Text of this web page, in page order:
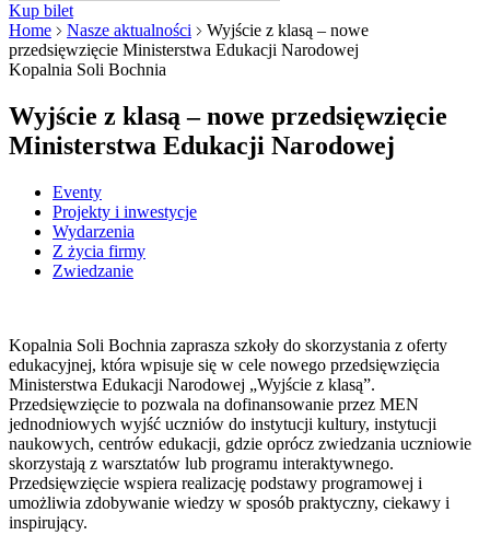
Kup bilet
Home
Nasze aktualności
Wyjście z klasą – nowe
przedsięwzięcie Ministerstwa Edukacji Narodowej
Kopalnia Soli Bochnia
Wyjście z klasą – nowe przedsięwzięcie
Ministerstwa Edukacji Narodowej
Eventy
Projekty i inwestycje
Wydarzenia
Z życia firmy
Zwiedzanie
Kopalnia Soli Bochnia zaprasza szkoły do skorzystania z oferty
edukacyjnej, która wpisuje się w cele nowego przedsięwzięcia
Ministerstwa Edukacji Narodowej „Wyjście z klasą”.
Przedsięwzięcie to pozwala na dofinansowanie przez MEN
jednodniowych wyjść uczniów do instytucji kultury, instytucji
naukowych, centrów edukacji, gdzie oprócz zwiedzania uczniowie
skorzystają z warsztatów lub programu interaktywnego.
Przedsięwzięcie wspiera realizację podstawy programowej i
umożliwia zdobywanie wiedzy w sposób praktyczny, ciekawy i
inspirujący.